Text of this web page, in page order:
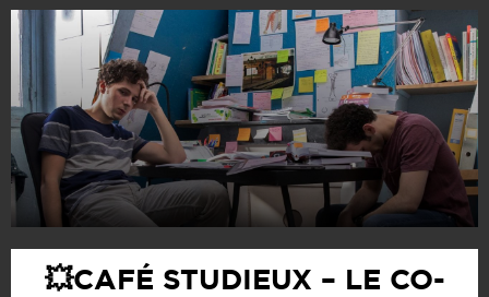
À L’AFFICHE
ÉVÉNEMENTS
CAFÉ DU CINÉ
PRATIQUE
ÉDUCATION AUX IMAGES
💥CAFÉ STUDIEUX – LE CO-